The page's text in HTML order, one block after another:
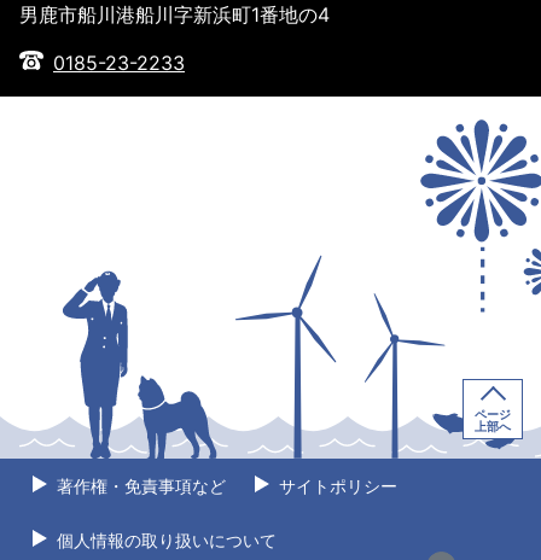
男鹿市船川港船川字新浜町1番地の4
0185-23-2233
著作権・免責事項など サイトポリシー
個人情報の取り扱いについて
ページ
上部へ